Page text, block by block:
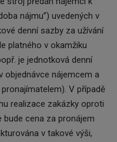
nájmu”) uvedených v
denní sazby za užívání
platného v okamžiku
je jednotková denní
objednávce nájemcem a
V případě
realizace zakázky oproti
bude cena za pronájem
v takové výši,